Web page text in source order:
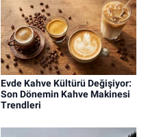
Evde Kahve Kültürü Değişiyor:
Son Dönemin Kahve Makinesi
Trendleri